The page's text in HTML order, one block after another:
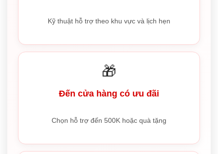
Kỹ thuật hỗ trợ theo khu vực và lịch hẹn
🎁
Đến cửa hàng có ưu đãi
Chọn hỗ trợ đến 500K hoặc quà tặng